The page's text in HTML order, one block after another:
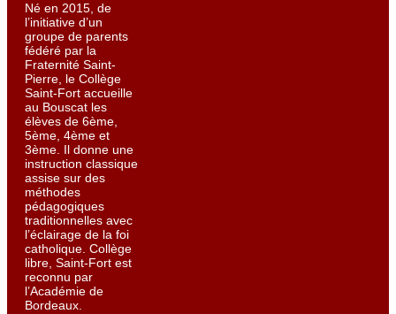
Né en 2015, de
l’initiative d’un
groupe de parents
fédéré par la
Fraternité Saint-
Pierre, le Collège
Saint-Fort accueille
au Bouscat les
élèves de 6ème,
5ème, 4ème et
3ème. Il donne une
instruction classique
assise sur des
méthodes
pédagogiques
traditionnelles avec
l’éclairage de la foi
catholique. Collège
libre, Saint-Fort est
reconnu par
l’Académie de
Bordeaux.